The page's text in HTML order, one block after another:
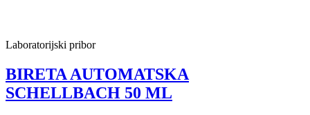
Laboratorijski pribor
BIRETA AUTOMATSKA
SCHELLBACH 50 ML